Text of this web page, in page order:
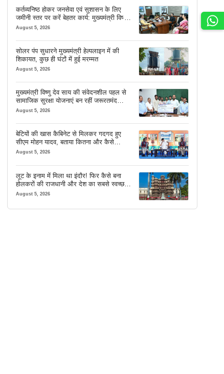
कर्तव्यनिष्ठ होकर जनसेवा एवं सुशासन के लिए
जमीनी स्तर पर करें बेहतर कार्य: मुख्यमंत्री विष्णु
देव साय
August 5, 2026
सोलर पंप सुधारने मुख्यमंत्री हेल्पलाइन में की
शिकायत, कुछ ही घंटों में हुई मरम्मत
August 5, 2026
मुख्यमंत्री विष्णु देव साय की संवेदनशील पहल से
सामाजिक सुरक्षा योजनाएं बन रहीं जरूरतमंद
परिवारों का मजबूत सहारा
August 5, 2026
बेटियों की खास कैबिनेट से मिलकर गदगद हुए
सीएम मोहन यादव, बताया कितना और कैसे
इस्तेमाल करें AI
August 5, 2026
लूट के इनाम में मिला था इंदौर! फिर कैसे बना
होलकरों की राजधानी और देश का सबसे स्वच्छ
शहर? जानें पूरी कहानी
August 5, 2026